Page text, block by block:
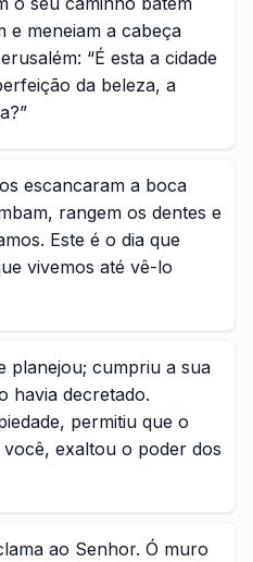
e meneiam a cabeça
“É esta a cidade
da beleza, a
escancaram a boca
rangem os dentes e
Este é o dia que
vivemos até vê-lo
planejou; cumpriu a sua
havia decretado.
permitiu que o
você, exaltou o poder dos
ao Senhor. Ó muro